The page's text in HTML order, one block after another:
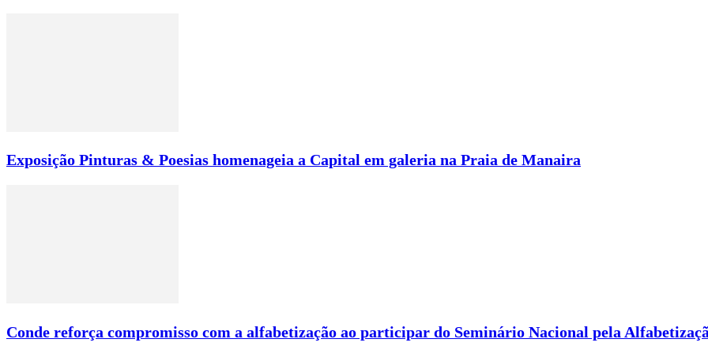
Exposição Pinturas & Poesias homenageia a Capital em galeria na Praia de Manaira
Conde reforça compromisso com a alfabetização ao participar do Seminário Nacional pela